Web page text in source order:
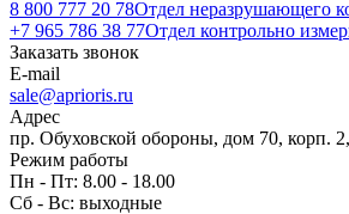
8 800 777 20 78Отдел неразрушающего
+7 965 786 38 77Отдел контрольно
Заказать звонок
E-mail
sale@aprioris.ru
Адрес
пр. Обуховской обороны, дом 70, корп.
Режим работы
Пн - Пт: 8.00 - 18.00
Сб - Вс: выходные